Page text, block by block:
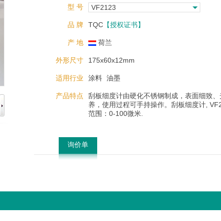
型 号 VF2123
品 牌 TQC 【授权证书】
产 地 荷兰
外形尺寸 175x60x12mm
适用行业 涂料 油墨
产品特点
刮板细度计由硬化不锈钢制成，表面细致
养，使用过程可手持操作。刮板细度计,
范围：0-100微米.
询价单